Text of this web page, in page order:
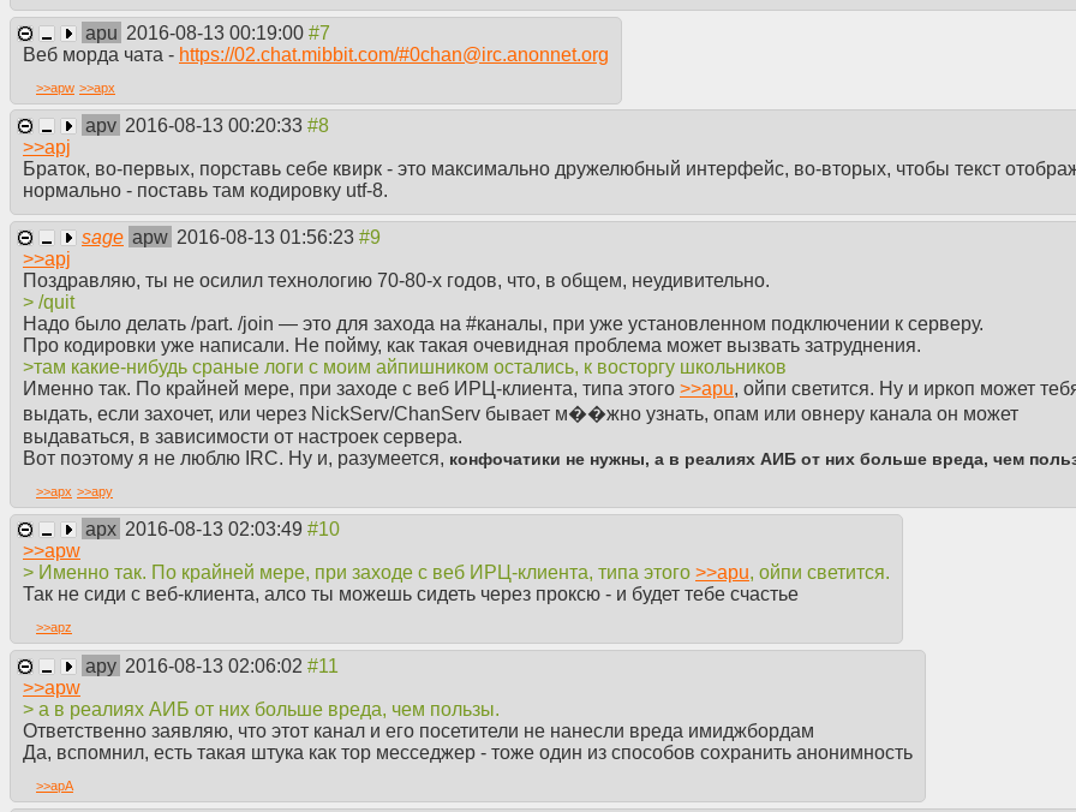
#freebsd 3 Âå÷åðà èñòèíû íà êàíàëå #freebsd! | Êàíàë ðàáîâ àñòðàëüíîé ãîíîðåè è ïîêëîííèêîâ Âñåâîëîäà Ñòàõîâà! | Òåïåðü
êàùåíåíèè èçîáðàæàòü íå ñàìîëåò ïîëåòåë, êðûëüÿ íå îòâàëèëèñü, à ýìî. Ïîòîìó ÷òî ýìî âñå íå ëþáÿò.
> /join freebsd
> privet vsem
Molchanie
> /exit
всё закрывается в пизду хотя я просто хотел выйти из канала
> /list
Понос с именами каналов вперемешку с какой-то сраной цветастой хуйнёй.
> /join ryazan
> ChanServ (#ryazan) Êàíàë ãîðîäà Ðÿçàíü
> me privet bsem
> B0G áÍÎÏÍß
> me спасибо
> me IRC лутьше бсех
> /quit
всё закрывается в пизду хотя я просто хотел выйти из канала
Блядь, прогресс, раньше я делал всё то же самое, но даже написать ничего в чат не получалось. Лет через 30 ещё
может даже общаться можно будет. Не удивлюсь ещё если там какие-нибудь сраные логи с моим айпишником
восторгу школьников.
apu 2016-08-13 00:19:00
Веб морда чата - https://02.chat.mibbit.com/#0chan@irc.anonnet.org
>>apw >>apx
apv 2016-08-13 00:20:33
>>apj
Браток, во-первых, порставь себе квирк - это максимально дружелюбный интерфейс, во-вторых, чтобы текст
нормально - поставь там кодировку utf-8.
sage apw 2016-08-13 01:56:23
>>apj
Поздравляю, ты не осилил технологию 70-80-х годов, что, в общем, неудивительно.
> /quit
Надо было делать /part. /join — это для захода на #каналы, при уже установленном подключении к серверу.
Про кодировки уже написали. Не пойму, как такая очевидная проблема может вызвать затруднения.
>там какие-нибудь сраные логи с моим айпишником остались, к восторгу школьников
Именно так. По крайней мере, при заходе с веб ИРЦ-клиента, типа этого >>apu, ойпи светится. Ну и иркоп может
выдать, если захочет, или через NickServ/ChanServ бывает м��жно узнать, опам или овнеру канала он может
выдаваться, в зависимости от настроек сервера.
Вот поэтому я не люблю IRC. Ну и, разумеется, конфочатики не нужны, а в реалиях АИБ от них больше вреда, чем
>>apx >>apy
apx 2016-08-13 02:03:49
>>apw
> Именно так. По крайней мере, при заходе с веб ИРЦ-клиента, типа этого >>apu, ойпи светится.
Так не сиди с веб-клиента, алсо ты можешь сидеть через проксю - и будет тебе счастье
>>apz
apy 2016-08-13 02:06:02
>>apw
> а в реалиях АИБ от них больше вреда, чем пользы.
Ответственно заявляю, что этот канал и его посетители не нанесли вреда имиджбордам
Да, вспомнил, есть такая штука как тор месседжер - тоже один из способов сохранить анонимность
>>apA